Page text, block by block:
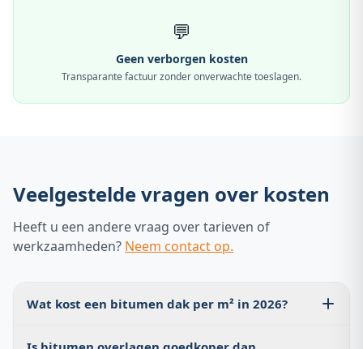
💬
Geen verborgen kosten
Transparante factuur zonder onverwachte toeslagen.
Veelgestelde vragen over kosten
Heeft u een andere vraag over tarieven of
werkzaamheden? Neem contact op.
Wat kost een bitumen dak per m² in 2026?